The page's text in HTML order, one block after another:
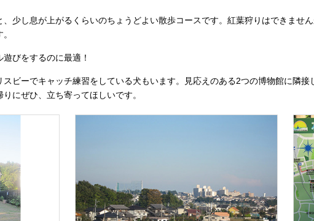
少し息が上がるくらいのちょうどよい散歩コースです。紅葉狩りはできませ
びをするのに最適！
ビーでキャッチ練習をしている犬もいます。見応えのある2つの博物館に隣
にぜひ、立ち寄ってほしいです。